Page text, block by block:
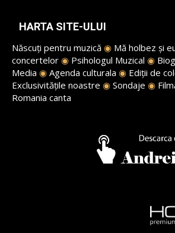
HARTA SITE-ULUI
Născuți pentru muzică ◉ Mă holbez și
concertelor ◉ Psihologul Muzical ◉
Media ◉ Agenda culturala ◉ Ediții de
Exclusivitățile noastre ◉ Sondaje ◉
Romania canta